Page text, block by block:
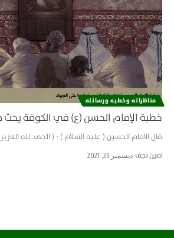
مناظراته وخطبه ورسائله
خطبة الإمام الحسن (ع) في الكوفة يحث
قال الامام الحسين ( عليه السلام ) : ( الحمد لله
امین نجف ديسمبر 23, 2021